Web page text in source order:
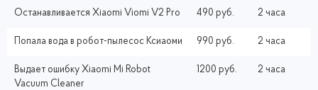
Останавливается Xiaomi Viomi V2 Pro 490 руб. 2 часа
Попала вода в робот-пылесос Ксиаоми 990 руб. 2 часа
Выдает ошибку Xiaomi Mi Robot
Vacuum Cleaner
1200 руб. 2 часа